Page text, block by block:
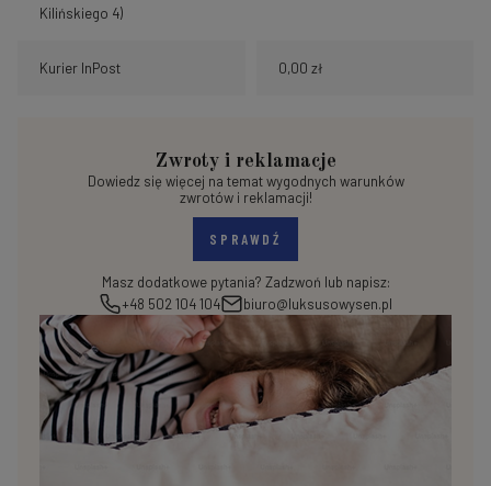
Kilińskiego 4)
Kurier InPost 0,00 zł
Zwroty i reklamacje
Dowiedz się więcej na temat wygodnych warunków
zwrotów i reklamacji!
SPRAWDŹ
Masz dodatkowe pytania? Zadzwoń lub napisz:
+48 502 104 104
biuro@luksusowysen.pl